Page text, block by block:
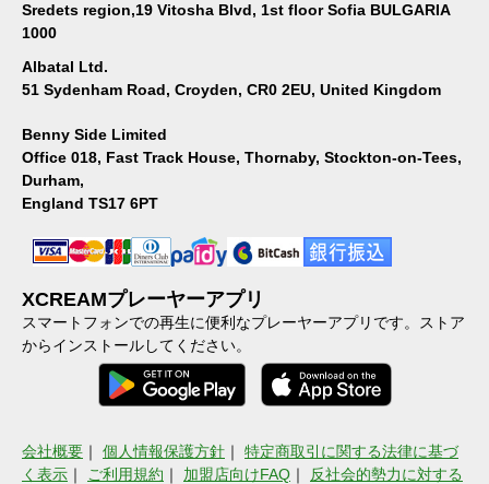
Sredets region,19 Vitosha Blvd, 1st floor Sofia BULGARIA
1000
Albatal Ltd.
51 Sydenham Road, Croyden, CR0 2EU, United Kingdom
Benny Side Limited
Office 018, Fast Track House, Thornaby, Stockton-on-Tees,
Durham,
England TS17 6PT
XCREAMプレーヤーアプリ
スマートフォンでの再生に便利なプレーヤーアプリです。ストア
からインストールしてください。
会社概要 ｜ 個人情報保護方針 ｜ 特定商取引に関する法律に基づ
く表示 ｜ ご利用規約 ｜ 加盟店向けFAQ ｜ 反社会的勢力に対する